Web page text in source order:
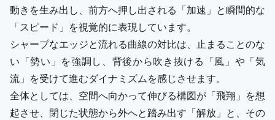
動きを生み出し、前方へ押し出される「加速」と瞬間的な
「スピード」を視覚的に表現しています。
シャープなエッジと流れる曲線の対比は、止まることのな
い「勢い」を強調し、背後から吹き抜ける「風」や「気
流」を受けて進むダイナミズムを感じさせます。
全体としては、空間へ向かって伸びる構図が「飛翔」を想
起させ、閉じた状態から外へと踏み出す「解放」と、その